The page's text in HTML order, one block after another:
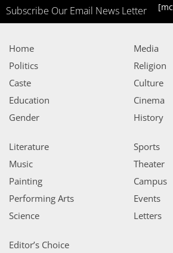
Subscribe Our Email News Letter
Home
Politics
Caste
Education
Gender
Media
Religion
Culture
Cinema
History
Literature
Music
Painting
Performing Arts
Science
Sports
Theater
Campus
Events
Letters
Editor’s Choice